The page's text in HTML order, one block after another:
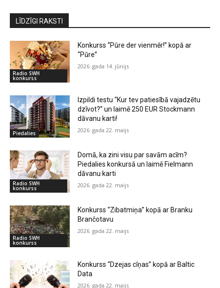
LĪDZĪGI RAKSTI
Radio SWH
konkurss
Konkurss “Pūre der vienmēr!” kopā ar
“Pūre”
2026. gada 14. jūnijs
Piedalies
Izpildi testu “Kur tev patiesībā vajadzētu
dzīvot?” un laimē 250 EUR Stockmann
dāvanu karti!
2026. gada 22. maijs
Radio SWH
konkurss
Domā, ka zini visu par savām acīm?
Piedalies konkursā un laimē Fielmann
dāvanu karti
2026. gada 22. maijs
Radio SWH
konkurss
Konkurss “Zibatmiņa” kopā ar Branku
Brančotavu
2026. gada 22. maijs
Konkurss “Dzejas cīņas” kopā ar Baltic
Data
2026. gada 22. maijs